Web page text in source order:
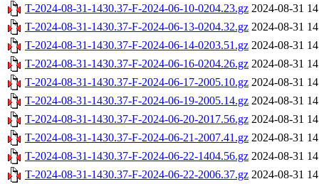
T-2024-08-31-1430.37-F-2024-06-10-0204.23.gz 2024-08-31
T-2024-08-31-1430.37-F-2024-06-13-0204.32.gz 2024-08-31
T-2024-08-31-1430.37-F-2024-06-14-0203.51.gz 2024-08-31
T-2024-08-31-1430.37-F-2024-06-16-0204.26.gz 2024-08-31
T-2024-08-31-1430.37-F-2024-06-17-2005.10.gz 2024-08-31
T-2024-08-31-1430.37-F-2024-06-19-2005.14.gz 2024-08-31
T-2024-08-31-1430.37-F-2024-06-20-2017.56.gz 2024-08-31
T-2024-08-31-1430.37-F-2024-06-21-2007.41.gz 2024-08-31
T-2024-08-31-1430.37-F-2024-06-22-1404.56.gz 2024-08-31
T-2024-08-31-1430.37-F-2024-06-22-2006.37.gz 2024-08-31